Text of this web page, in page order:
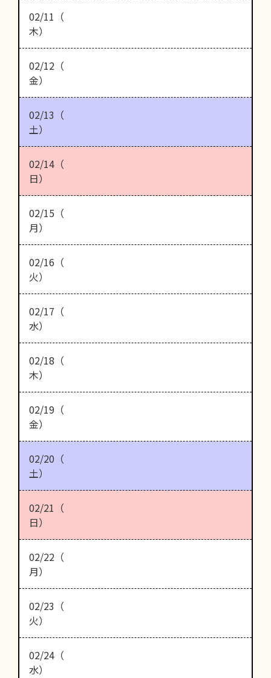
02/11（
木）
02/12（
金）
02/13（
土）
02/14（
日）
02/15（
月）
02/16（
火）
02/17（
水）
02/18（
木）
02/19（
金）
02/20（
土）
02/21（
日）
02/22（
月）
02/23（
火）
02/24（
水）